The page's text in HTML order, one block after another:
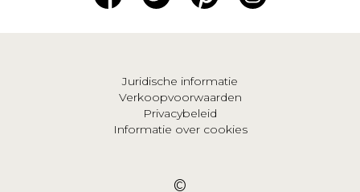
Juridische informatie
Verkoopvoorwaarden
Privacybeleid
Informatie over cookies
©